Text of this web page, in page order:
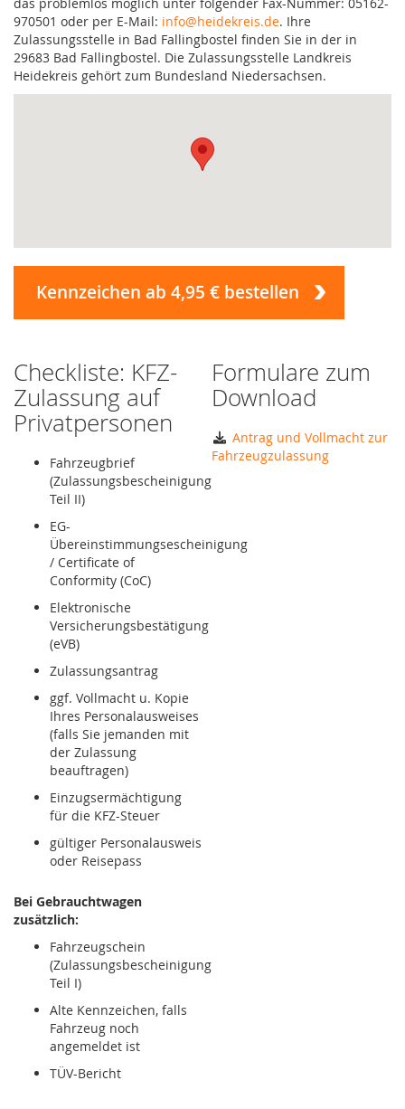
970501 oder per E-Mail: info@heidekreis.de. Ihre
Zulassungsstelle in Bad Fallingbostel finden Sie in der in
29683 Bad Fallingbostel. Die Zulassungsstelle Landkreis
Heidekreis gehört zum Bundesland Niedersachsen.
Kennzeichen ab 4,95 € bestellen
Checkliste: KFZ-
Zulassung auf
Privatpersonen
Fahrzeugbrief
(Zulassungsbescheinigung
Teil II)
EG-
Übereinstimmungsescheinigung
/ Certificate of
Conformity (CoC)
Elektronische
Versicherungsbestätigung
(eVB)
Zulassungsantrag
ggf. Vollmacht u. Kopie
Ihres Personalausweises
(falls Sie jemanden mit
der Zulassung
beauftragen)
Einzugsermächtigung
für die KFZ-Steuer
gültiger Personalausweis
oder Reisepass
Bei Gebrauchtwagen
zusätzlich:
Fahrzeugschein
(Zulassungsbescheinigung
Teil I)
Alte Kennzeichen, falls
Fahrzeug noch
angemeldet ist
TÜV-Bericht
Formulare zum
Download
Antrag und Vollmacht zur
Fahrzeugzulassung